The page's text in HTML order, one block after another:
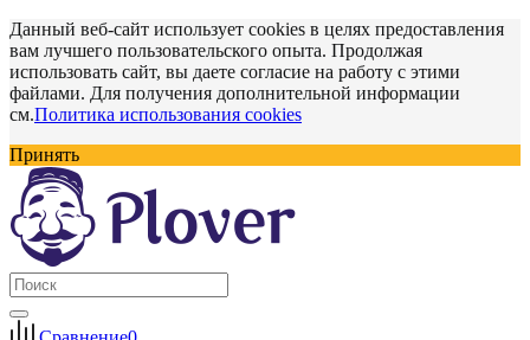
Данный веб-сайт использует cookies в целях предоставления
вам лучшего пользовательского опыта. Продолжая
использовать сайт, вы даете согласие на работу с этими
файлами. Для получения дополнительной информации
см.Политика использования cookies
Принять